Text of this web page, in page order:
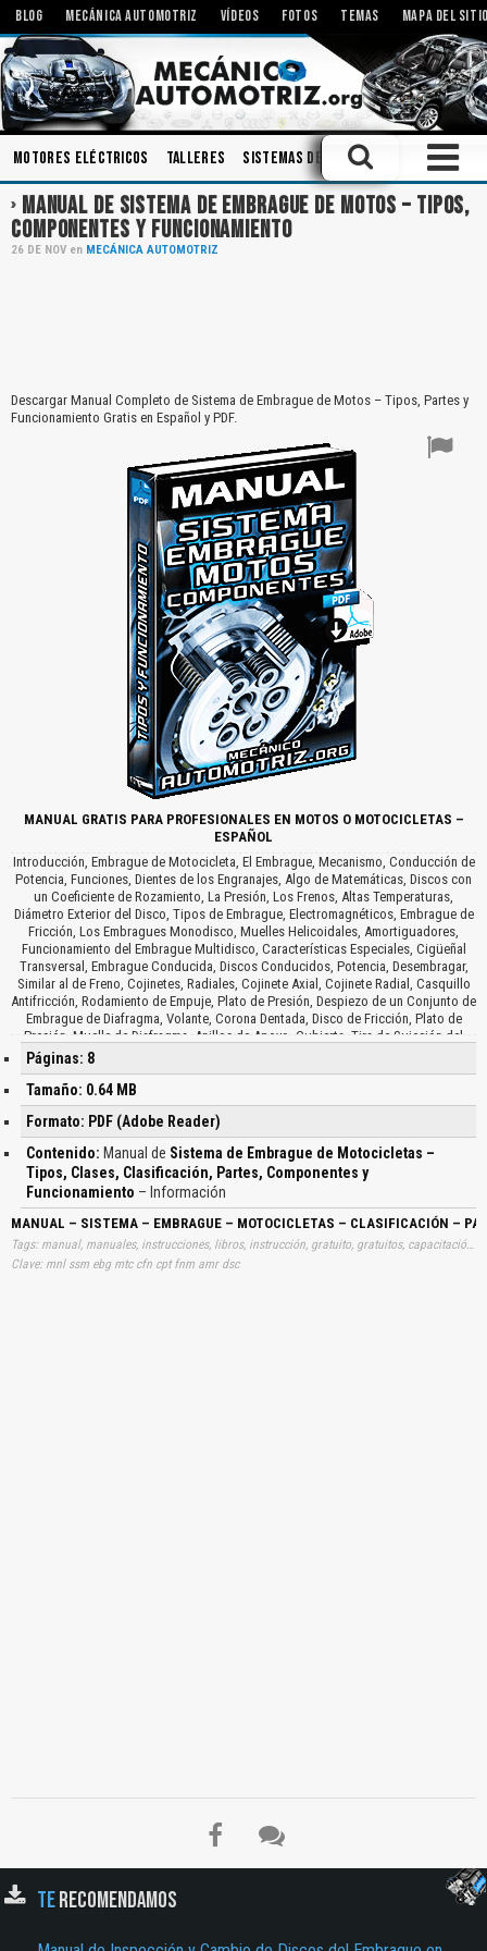
BLOG MECÁNICA AUTOMOTRIZ VÍDEOS FOTOS TEMAS MAPA DEL
Motores Eléctricos Talleres Sistemas de Audio Componentes
MANUAL DE SISTEMA DE EMBRAGUE DE MOTOS – TIPOS,
COMPONENTES Y FUNCIONAMIENTO
26 DE NOV en MECÁNICA AUTOMOTRIZ
Descargar Manual Completo de Sistema de Embrague de Motos – Tipos, Partes y
Funcionamiento Gratis en Español y PDF.
MANUAL GRATIS PARA PROFESIONALES EN MOTOS O MOTOCICLETAS –
ESPAÑOL
Introducción, Embrague de Motocicleta, El Embrague, Mecanismo, Conducción de
Potencia, Funciones, Dientes de los Engranajes, Algo de Matemáticas, Discos con
un Coeficiente de Rozamiento, La Presión, Los Frenos, Altas Temperaturas,
Diámetro Exterior del Disco, Tipos de Embrague, Electromagnéticos, Embrague de
Fricción, Los Embragues Monodisco, Muelles Helicoidales, Amortiguadores,
Funcionamiento del Embrague Multidisco, Características Especiales, Cigüeñal
Transversal, Embrague Conducida, Discos Conducidos, Potencia, Desembragar,
Similar al de Freno, Cojinetes, Radiales, Cojinete Axial, Cojinete Radial, Casquillo
Antifricción, Rodamiento de Empuje, Plato de Presión, Despiezo de un Conjunto de
Embrague de Diafragma, Volante, Corona Dentada, Disco de Fricción, Plato de
Presión, Muelle de Diafragma, Anillos de Apoyo, Cubierta, Tira de Sujeción del
Diafragma, Funcionamiento, Esquema de Funcionamiento de un Embrague de
Diafragma, Estado de Acoplamiento o Embrague, Desembrago, Extremo de
Cigüeñal, Cubierta, Anillos de Apoyo, Tornillos de Fijación…
Páginas: 8
Tamaño: 0.64 MB
Formato: PDF (Adobe Reader)
Contenido: Manual de Sistema de Embrague de Motocicletas –
Tipos, Clases, Clasificación, Partes, Componentes y
Funcionamiento – Información
MANUAL – SISTEMA – EMBRAGUE – MOTOCICLETAS – CLASIFICACIÓN –
Tags: manual, manuales, instrucciones, libros, instrucción, gratuito, gratuitos, capacitación, entrenamiento, capacitaciones, información, datos, gratis, descargar, sistemas, embragues, embriagues, clasificaciones, elementos, aprender, descargas
Clave: mnl ssm ebg mtc cfn cpt fnm amr dsc
TERECOMENDAMOS